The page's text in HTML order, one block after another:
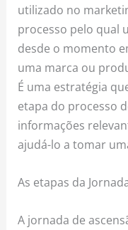
utilizado no
processo pelo qual
desde o momento
uma marca ou
É uma estratégia
etapa do processo
informações
ajudá-lo a tomar
As etapas da
A jornada de